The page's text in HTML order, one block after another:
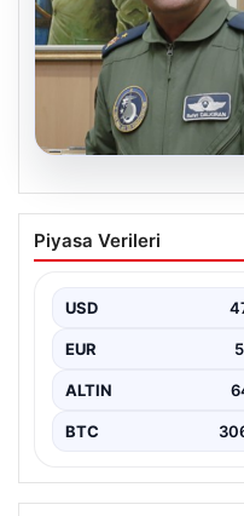
Rafet Dalkıran
Kuvvetleri
Piyasa Verileri
USD
EUR
ALTIN
BTC